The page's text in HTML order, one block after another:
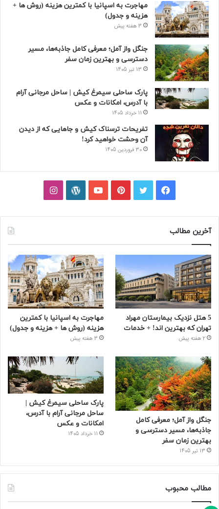
مهاجرت به اسپانیا با کمترین هزینه (روش ها +
هزینه و جدول)
3 هفته پیش
جنگل واز آمل؛ معرفی کامل جاذبه‌ها، مسیر
دسترسی و بهترین زمان سفر
13 تیر 1405
پارک ساحلی سیمرغ کیش | ساحل مرجانی آرام
با آدرس، امکانات و عکس
11 خرداد 1405
تفریحات ترسناک کیش و جاهایی که از دیدن
آن وحشت خواهید کرد!
30 فروردین 1405
فیسبوکتوییترپینتریستیوتیوبوردپرساینستاگرام
آخرین مطالب
5 هتل نزدیک بیمارستان مهراد
تهران که بهترین‌ اند! + خدمات
2 هفته پیش
مهاجرت به اسپانیا با کمترین
هزینه (روش ها + هزینه و جدول)
3 هفته پیش
جنگل واز آمل؛ معرفی کامل
جاذبه‌ها، مسیر دسترسی و
بهترین زمان سفر
13 تیر 1405
پارک ساحلی سیمرغ کیش |
ساحل مرجانی آرام با آدرس،
امکانات و عکس
11 خرداد 1405
مطالب محبوب